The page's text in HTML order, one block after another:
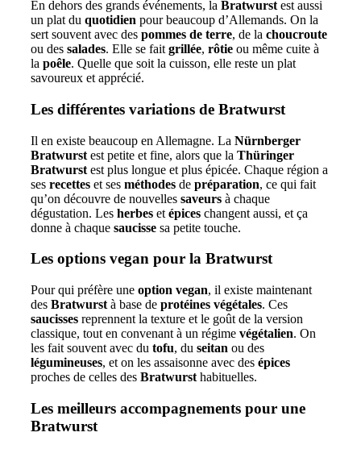
En dehors des grands événements, la Bratwurst est aussi
un plat du quotidien pour beaucoup d’Allemands. On la
sert souvent avec des pommes de terre, de la choucroute
ou des salades. Elle se fait grillée, rôtie ou même cuite à
la poêle. Quelle que soit la cuisson, elle reste un plat
savoureux et apprécié.
Les différentes variations de Bratwurst
Il en existe beaucoup en Allemagne. La Nürnberger
Bratwurst est petite et fine, alors que la Thüringer
Bratwurst est plus longue et plus épicée. Chaque région a
ses recettes et ses méthodes de préparation, ce qui fait
qu’on découvre de nouvelles saveurs à chaque
dégustation. Les herbes et épices changent aussi, et ça
donne à chaque saucisse sa petite touche.
Les options vegan pour la Bratwurst
Pour qui préfère une option vegan, il existe maintenant
des Bratwurst à base de protéines végétales. Ces
saucisses reprennent la texture et le goût de la version
classique, tout en convenant à un régime végétalien. On
les fait souvent avec du tofu, du seitan ou des
légumineuses, et on les assaisonne avec des épices
proches de celles des Bratwurst habituelles.
Les meilleurs accompagnements pour une
Bratwurst